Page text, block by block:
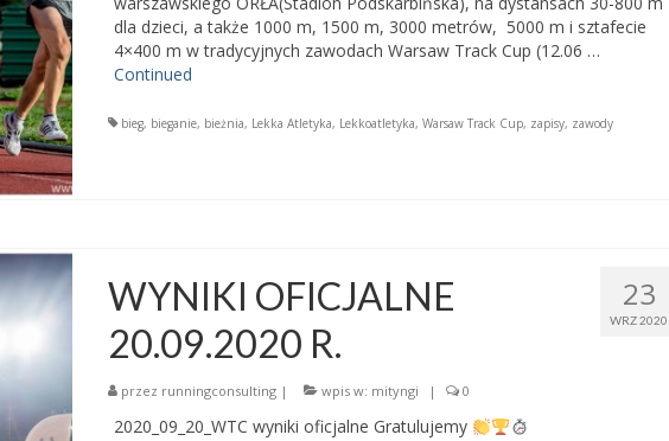
dla dzieci, a także 1000 m, 1500 m, 3000 metrów, 5000 m i sztafecie
4×400 m w tradycyjnych zawodach Warsaw Track Cup (12.06 …
Continued
bieg, bieganie, bieżnia, Lekka Atletyka, Lekkoatletyka, Warsaw Track Cup, zapisy, zawody
23
WRZ 2020
WYNIKI OFICJALNE
20.09.2020 R.
przez runningconsulting| wpis w: mityngi | 0
2020_09_20_WTC wyniki oficjalne Gratulujemy